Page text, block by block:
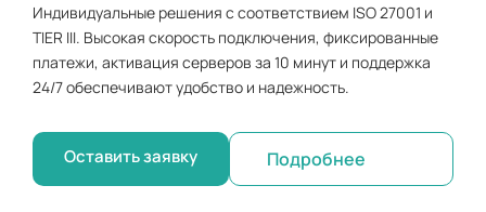
Индивидуальные решения с соответствием ISO 27001 и
TIER III. Высокая скорость подключения, фиксированные
платежи, активация серверов за 10 минут и поддержка
24/7 обеспечивают удобство и надежность.
Оставить заявку Подробнее